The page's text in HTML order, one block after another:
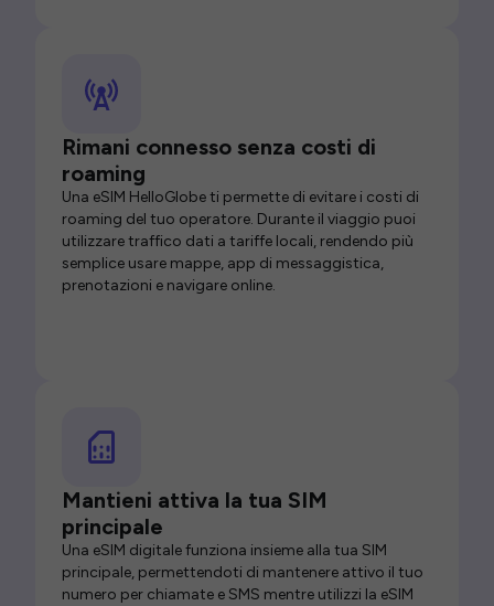
Rimani connesso senza costi di
roaming
Una eSIM HelloGlobe ti permette di evitare i costi di
roaming del tuo operatore. Durante il viaggio puoi
utilizzare traffico dati a tariffe locali, rendendo più
semplice usare mappe, app di messaggistica,
prenotazioni e navigare online.
Mantieni attiva la tua SIM
principale
Una eSIM digitale funziona insieme alla tua SIM
principale, permettendoti di mantenere attivo il tuo
numero per chiamate e SMS mentre utilizzi la eSIM